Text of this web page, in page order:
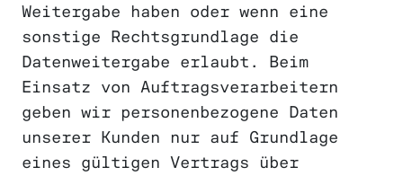
Weitergabe haben oder wenn eine
sonstige Rechtsgrundlage die
Datenweitergabe erlaubt. Beim
Einsatz von Auftragsverarbeitern
geben wir personenbezogene Daten
unserer Kunden nur auf Grundlage
eines gültigen Vertrags über